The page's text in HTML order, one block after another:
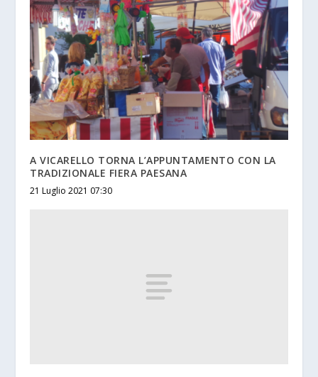
A VICARELLO TORNA L’APPUNTAMENTO CON LA
TRADIZIONALE FIERA PAESANA
21 Luglio 2021 07:30